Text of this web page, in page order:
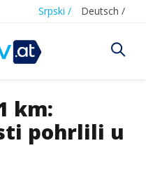
Srpski / Deutsch /
km:
pohrlili u